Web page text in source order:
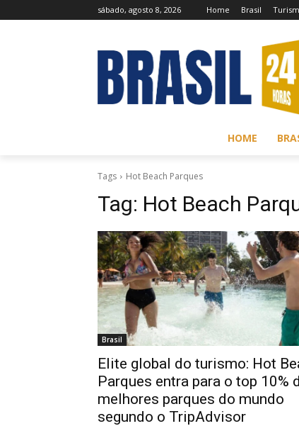
sábado, agosto 8, 2026 Home Brasil
HOME
Tags Hot Beach Parques
Tag: Hot Beach
Brasil
Elite global do turismo: Hot
Parques entra para o top 10%
melhores parques do mundo
segundo o TripAdvisor